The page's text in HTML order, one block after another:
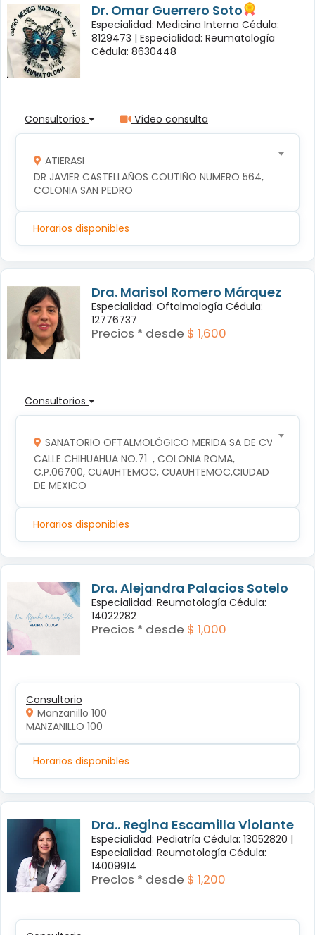
Dr. Omar Guerrero Soto
Especialidad: Medicina Interna Cédula:
8129473 | Especialidad: Reumatología
Cédula: 8630448
Consultorios Vídeo consulta
ATIERASI
DR JAVIER CASTELLAÑOS COUTIÑO NUMERO 564,
COLONIA SAN PEDRO
Horarios disponibles
Dra. Marisol Romero Márquez
Especialidad: Oftalmología Cédula:
12776737
Precios * desde $ 1,600
Consultorios
SANATORIO OFTALMOLÓGICO MERIDA SA DE CV
CALLE CHIHUAHUA NO.71  , COLONIA ROMA,
C.P.06700, CUAUHTEMOC, CUAUHTEMOC,CIUDAD
DE MEXICO
Horarios disponibles
Dra. Alejandra Palacios Sotelo
Especialidad: Reumatología Cédula:
14022282
Precios * desde $ 1,000
Consultorio
Manzanillo 100
MANZANILLO 100
Horarios disponibles
Dra.. Regina Escamilla Violante
Especialidad: Pediatría Cédula: 13052820 |
Especialidad: Reumatología Cédula:
14009914
Precios * desde $ 1,200